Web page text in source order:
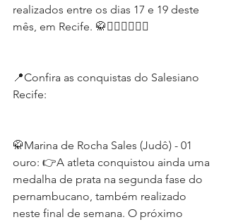
realizados entre os dias 17 e 19 deste
mês, em Recife. 🥋🏃‍♀️🏊‍♂️🏊‍♀️
📍Confira as conquistas do Salesiano
Recife:
🥋Marina de Rocha Sales (Judô) - 01
ouro: 👉A atleta conquistou ainda uma
medalha de prata na segunda fase do
pernambucano, também realizado
neste final de semana. O próximo